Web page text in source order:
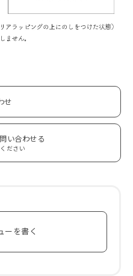
せ
い合わせる
ださい
ーを書く